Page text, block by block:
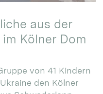
aus der
Kölner Dom
von 41 Kindern
den Kölner